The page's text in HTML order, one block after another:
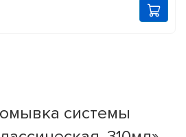
системы